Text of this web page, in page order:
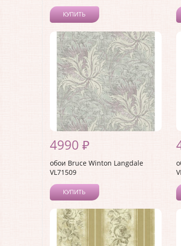
КУПИТЬ
4990 ₽
обои Bruce Winton Langdale
VL71509
КУПИТЬ